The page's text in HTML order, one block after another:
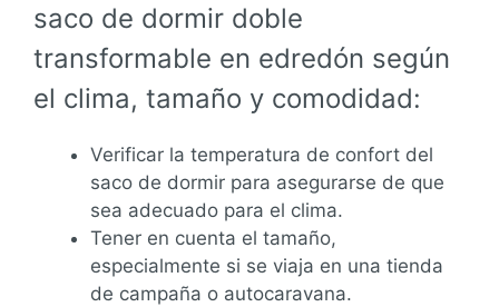
saco de dormir doble
transformable en edredón según
el clima, tamaño y comodidad:
Verificar la temperatura de confort del
saco de dormir para asegurarse de que
sea adecuado para el clima.
Tener en cuenta el tamaño,
especialmente si se viaja en una tienda
de campaña o autocaravana.